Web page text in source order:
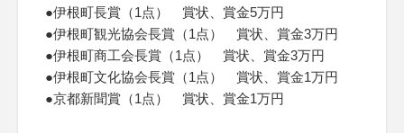
●伊根町長賞（1点） 賞状、賞金5万円
●伊根町観光協会長賞（1点） 賞状、賞金3万円
●伊根町商工会長賞（1点） 賞状、賞金3万円
●伊根町文化協会長賞（1点） 賞状、賞金1万円
●京都新聞賞（1点） 賞状、賞金1万円